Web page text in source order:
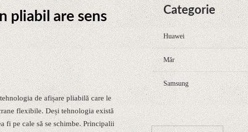
pliabil are sens
de afișare pliabilă care le
flexibile. Deși tehnologia există
fi pe cale să se schimbe. Principalii
Categorie
Huawei
Măr
Samsung